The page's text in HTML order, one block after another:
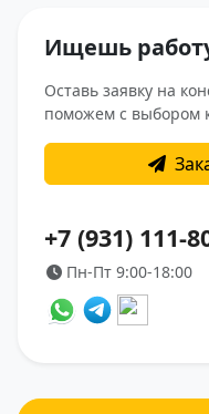
Ищешь
Оставь заявку на
поможем с выбором
+7 (931) 111-
Пн-Пт 9:00-18:00